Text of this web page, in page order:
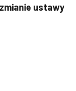
ustawy